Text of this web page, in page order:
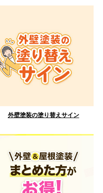
外壁塗装の塗り替えサイン